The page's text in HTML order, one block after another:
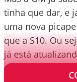
tinha que dar, e
uma nova
que a S10. Ou
já está
segmento.